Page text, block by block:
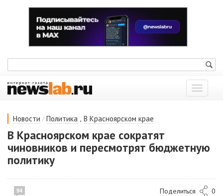
Показать
меню
Новости / Политика , В Красноярском крае
В Красноярском крае сократят
чиновников и пересмотрят бюджетную
политику
94 Поделиться 0